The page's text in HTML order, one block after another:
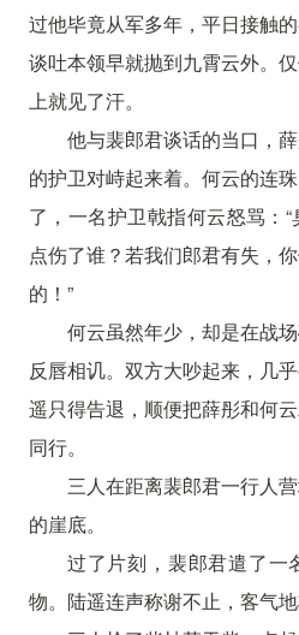
过他毕竟从军多年，平日接触
谈吐本领早就抛到九霄云外。
上就见了汗。
他与裴郎君谈话的当口，
的护卫对峙起来着。何云的连
了，一名护卫戟指何云怒骂：
点伤了谁？若我们郎君有失，
的！”
何云虽然年少，却是在战
反唇相讥。双方大吵起来，几
遥只得告退，顺便把薛彤和何
同行。
三人在距离裴郎君一行人
的崖底。
过了片刻，裴郎君遣了一
物。陆遥连声称谢不止，客气地